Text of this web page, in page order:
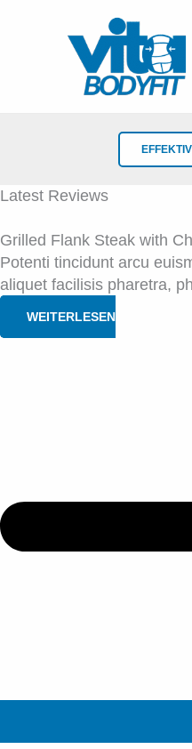
Latest Reviews
Grilled Flank Steak with
Potenti tincidunt arcu
aliquet facilisis pharetra,
WEITERLESEN